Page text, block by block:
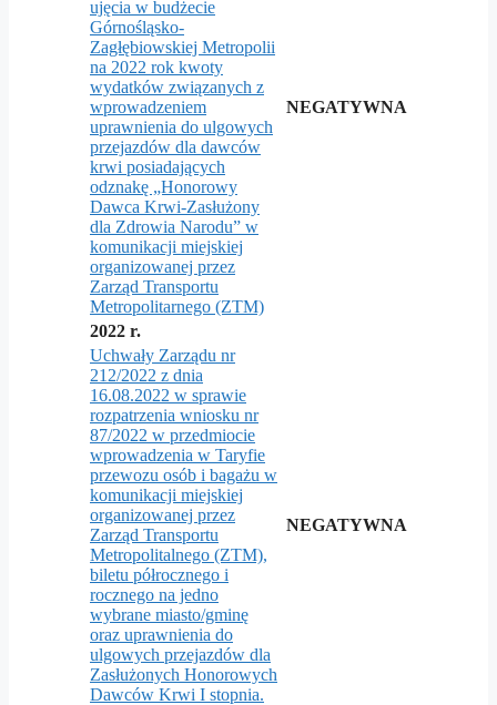
ujęcia w budżecie
Górnośląsko-
Zagłębiowskiej Metropolii
na 2022 rok kwoty
wydatków związanych z
wprowadzeniem
uprawnienia do ulgowych
przejazdów dla dawców
krwi posiadających
odznakę „Honorowy
Dawca Krwi-Zasłużony
dla Zdrowia Narodu” w
komunikacji miejskiej
organizowanej przez
Zarząd Transportu
Metropolitarnego (ZTM)
NEGATYWNA
2022 r.
Uchwały Zarządu nr
212/2022 z dnia
16.08.2022 w sprawie
rozpatrzenia wniosku nr
87/2022 w przedmiocie
wprowadzenia w Taryfie
przewozu osób i bagażu w
komunikacji miejskiej
organizowanej przez
Zarząd Transportu
Metropolitalnego (ZTM),
biletu półrocznego i
rocznego na jedno
wybrane miasto/gminę
oraz uprawnienia do
ulgowych przejazdów dla
Zasłużonych Honorowych
Dawców Krwi I stopnia.
NEGATYWNA